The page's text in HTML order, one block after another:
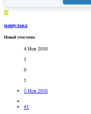
М
машулька
Новый участник
4 Ноя 2016
1
0
1
5 Ноя 2016
#1